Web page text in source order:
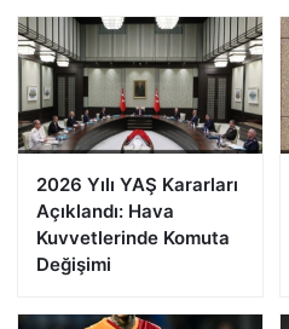
2026 Yılı YAŞ Kararları
Açıklandı: Hava
Kuvvetlerinde Komuta
Değişimi